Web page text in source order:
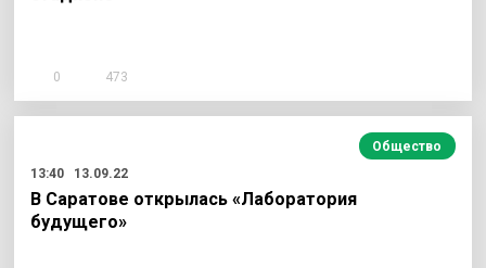
0 473
Общество
13:40
13.09.22
В Саратове открылась «Лаборатория
будущего»